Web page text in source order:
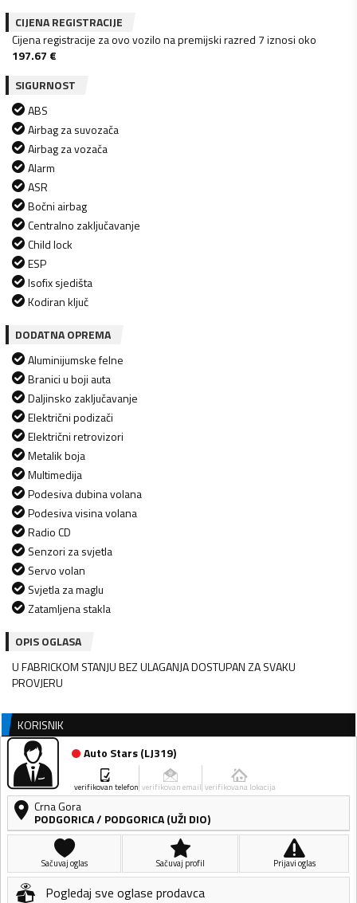
CIJENA REGISTRACIJE
Cijena registracije za ovo vozilo na premijski razred 7 iznosi oko
197.67 €
SIGURNOST
ABS
Airbag za suvozača
Airbag za vozača
Alarm
ASR
Bočni airbag
Centralno zaključavanje
Child lock
ESP
Isofix sjedišta
Kodiran ključ
DODATNA OPREMA
Aluminijumske felne
Branici u boji auta
Daljinsko zaključavanje
Električni podizači
Električni retrovizori
Metalik boja
Multimedija
Podesiva dubina volana
Podesiva visina volana
Radio CD
Senzori za svjetla
Servo volan
Svjetla za maglu
Zatamljena stakla
OPIS OGLASA
U FABRICKOM STANJU BEZ ULAGANJA DOSTUPAN ZA SVAKU
PROVJERU
KORISNIK
Auto Stars(LJ319)
verifikovan telefon verifikovan email verifikovana lokacija
Crna Gora
PODGORICA/ PODGORICA (UŽI DIO)
Sačuvaj oglas Sačuvaj profil Prijavi oglas
Pogledaj sve oglase prodavca